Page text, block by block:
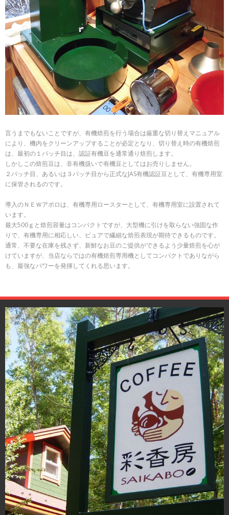
言うまでもないことですが、有機焙煎を行う場合は厳重な切り替えマニュアル
により、機内をクリーンアップすることが必定となり、切り替え時の有機焙煎
は、最初の１パッチ目は、認証有機豆を通常通り焙煎します。
しかしこの焙煎豆は、非有機扱いで有機豆としてはお売りしません。
２パッチ目、あるいは３パッチ目から正式なJAS有機認証豆として、有機専用室
に保管されるのです。
導入のＮＥＷアポロは、有機専用ロースターとして、有機専用室に設置されて
います。
最大500ｇと焙煎容量はコンパクトですが、大型機に引けを取らない強固な作
りで、有機専用に相応しい、ピュアで繊細な焙煎表現が期待できるものです。
通常、不要な在庫を残さず、新鮮なお豆のご提供ができるよう少量焙煎を心が
けていますが、当店ならではの有機焙煎専用機としてコンパクトでありながら
も、最強なパワーを発揮してくれる思います。